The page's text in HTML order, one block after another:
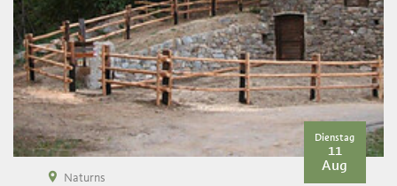
Dienstag
11
Aug
Naturns